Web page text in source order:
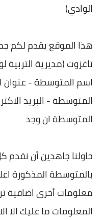
الوادي)
هذا الموقع يقدم لكم
تاغزوت (مديرية التربية
اسم المتوسطة -
المتوسطة - البريد
المتوسطة ان وجد
حاولنا جاهدين أن نقدم
بالمتوسطة المذكورة
معلومات أخرى اضافية
المعلومات ما عليك الا